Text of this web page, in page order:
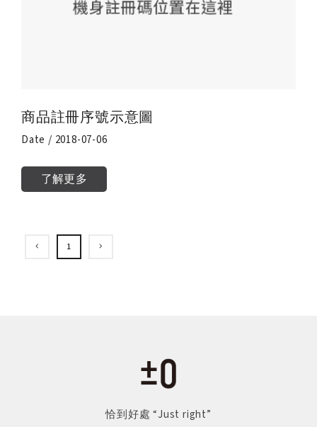
商品註冊序號示意圖
Date / 2018-07-06
了解更多
1
恰到好處 “Just right”